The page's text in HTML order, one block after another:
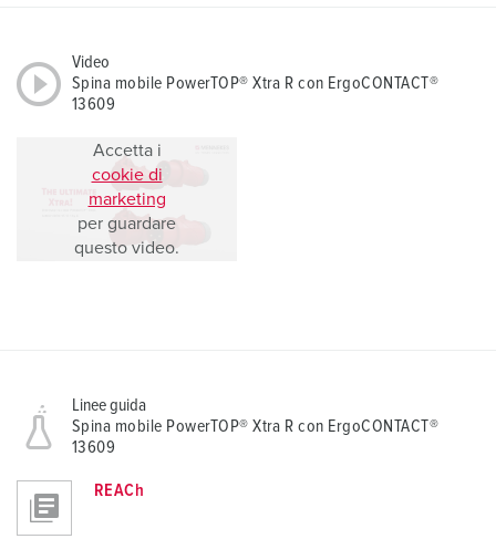
Video
Spina mobile PowerTOP® Xtra R con ErgoCONTACT®
13609
Accetta i
cookie di
marketing
per guardare
questo video.
Linee guida
Spina mobile PowerTOP® Xtra R con ErgoCONTACT®
13609
REACh